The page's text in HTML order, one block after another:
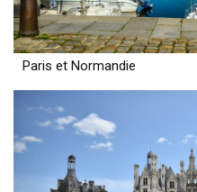
Paris et Normandie